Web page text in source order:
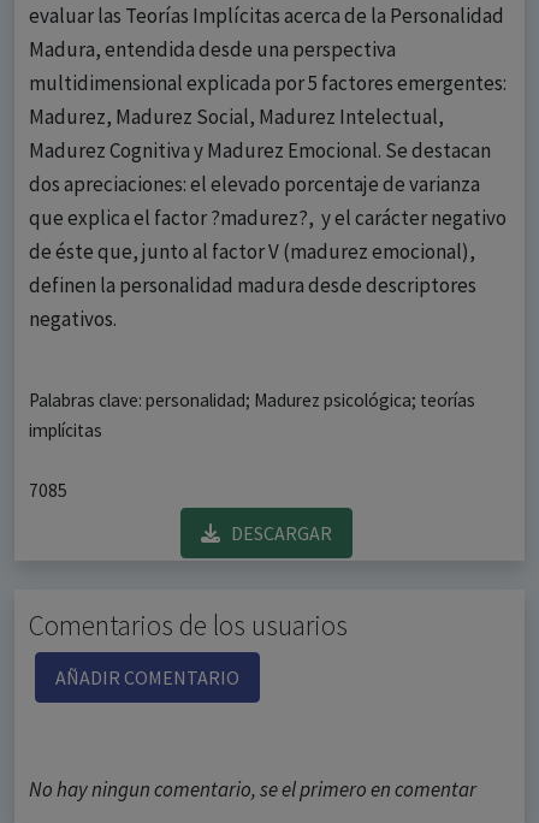
evaluar las Teorías Implícitas acerca de la Personalidad
Madura, entendida desde una perspectiva
multidimensional explicada por 5 factores emergentes:
Madurez, Madurez Social, Madurez Intelectual,
Madurez Cognitiva y Madurez Emocional. Se destacan
dos apreciaciones: el elevado porcentaje de varianza
que explica el factor ?madurez?, y el carácter negativo
de éste que, junto al factor V (madurez emocional),
definen la personalidad madura desde descriptores
negativos.
Palabras clave: personalidad; Madurez psicológica; teorías
implícitas
7085
DESCARGAR
Comentarios de los usuarios
AÑADIR COMENTARIO
No hay ningun comentario, se el primero en comentar